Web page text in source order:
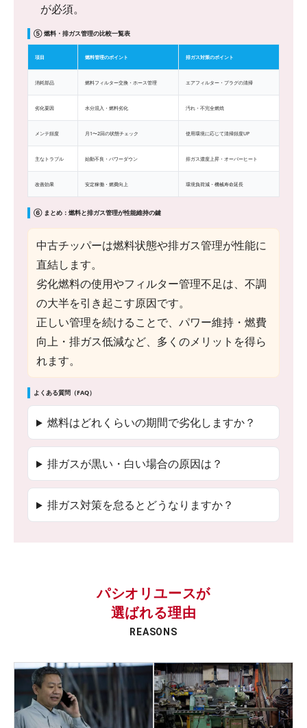
が必須。
⑤ 燃料・排ガス管理の比較一覧表
項目 燃料管理のポイント 排ガス対策のポイント
消耗部品 燃料フィルター交換・ホース管理 エアフィルター・プラグの清掃
劣化要因 水分混入・燃料劣化 汚れ・不完全燃焼
メンテ頻度 月1〜2回の状態チェック 使用環境に応じて清掃頻度UP
主なトラブル 始動不良・パワーダウン 排ガス濃度上昇・オーバーヒート
改善効果 安定稼働・燃費向上 環境負荷減・機械寿命延長
⑥ まとめ：燃料と排ガス管理が性能維持の鍵
中古チッパーは燃料状態や排ガス管理が性能に
直結します。
劣化燃料の使用やフィルター管理不足は、不調
の大半を引き起こす原因です。
正しい管理を続けることで、パワー維持・燃費
向上・排ガス低減など、多くのメリットを得ら
れます。
よくある質問（FAQ）
燃料はどれくらいの期間で劣化しますか？
排ガスが黒い・白い場合の原因は？
排ガス対策を怠るとどうなりますか？
パシオリユースが
選ばれる理由
REASONS